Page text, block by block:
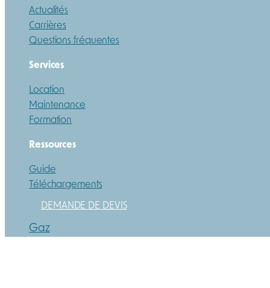
Actualités
Carrières
Questions fréquentes
Services
Location
Maintenance
Formation
Ressources
Guide
Téléchargements
DEMANDE DE DEVIS
Gaz